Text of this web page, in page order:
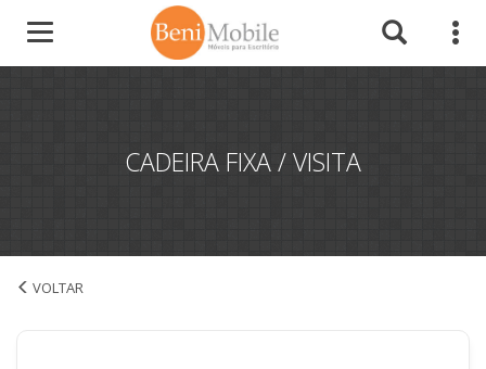
CADEIRA FIXA / VISITA
Cadeira Fixa / Visita